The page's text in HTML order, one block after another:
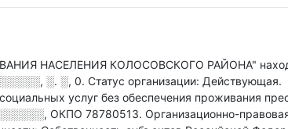
НАСЕЛЕНИЯ КОЛОСОВСКОГО РАЙОНА"
░. ░, 0. Статус организации: Действующая.
услуг без обеспечения проживания
, ОКПО 78780513. Организационно-